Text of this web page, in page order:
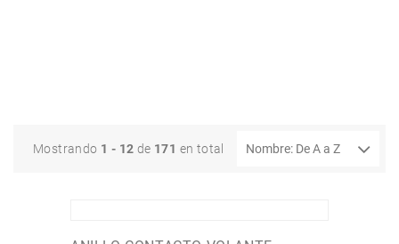
Mostrando 1 - 12 de 171 en total